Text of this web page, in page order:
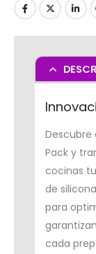
Descubre
Pack y
cocinas
de
para
cada